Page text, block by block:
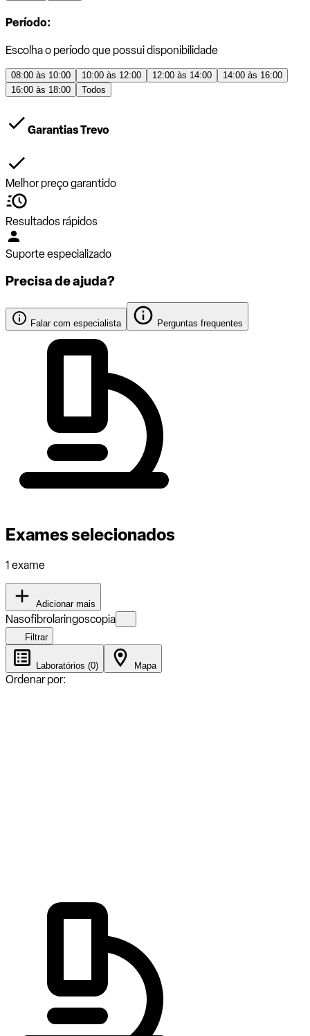
Período:
Escolha o período que possui disponibilidade
08:00 às 10:00 10:00 às 12:00 12:00 às 14:00
14:00 às 16:00
16:00 às 18:00
Todos
Garantias Trevo
Melhor preço garantido
Resultados rápidos
Suporte especializado
Precisa de ajuda?
Falar com especialista Perguntas frequentes
Exames selecionados
1 exame
Adicionar mais
Nasofibrolaringoscopia
Filtrar
Laboratórios (0) Mapa
Ordenar por: